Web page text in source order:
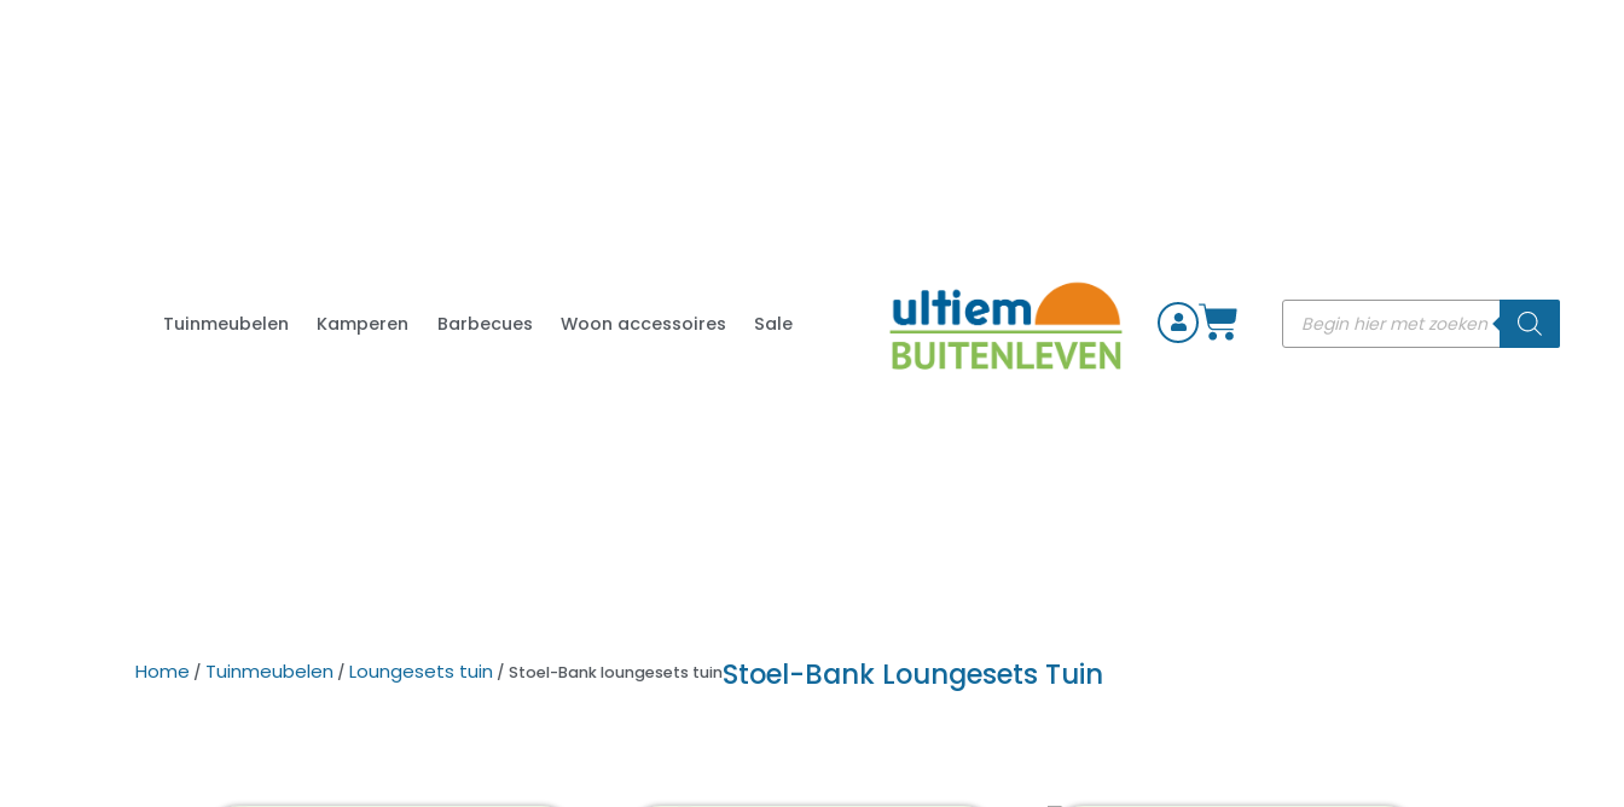
Tuinmeubelen Kamperen Barbecues Woon accessoires Sale
Home / Tuinmeubelen / Loungesets tuin / Stoel-Bank loungesets tuinStoel-Bank Loungesets Tuin